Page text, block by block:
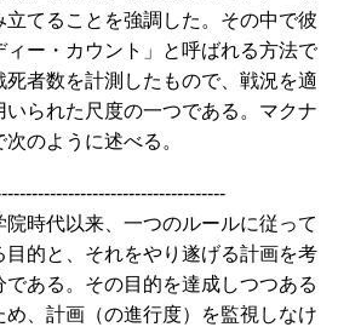
立てることを強調した。その中で彼
ィー・カウント」と呼ばれる方法で
者数を計測したもので、戦況を適
られた尺度の一つである。マクナ
のように述べる。
時代以来、一つのルールに従って
的と、それをやり遂げる計画を考
である。その目的を達成しつつある
、計画（の進行度）を監視しなけ